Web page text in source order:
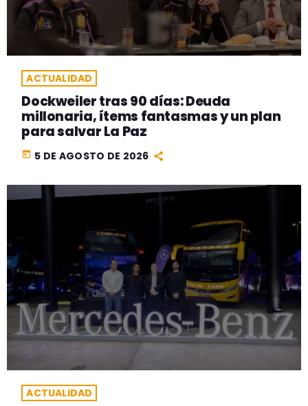
ACTUALIDAD
Dockweiler tras 90 días: Deuda
millonaria, ítems fantasmas y un plan
para salvar La Paz
today 5 DE AGOSTO DE 2026
ACTUALIDAD